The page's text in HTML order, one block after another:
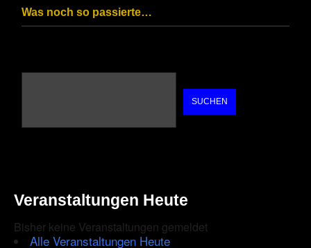
Was noch so passierte…
SUCHEN
Veranstaltungen Heute
Bisher keine Veranstaltungen gemeldet
Alle Veranstaltungen Heute